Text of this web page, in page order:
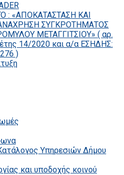
: «ΑΠΟΚΑΤΑΣΤΑΣΗ ΚΑΙ
ΣΥΓΚΡΟΤΗΜΑΤΟΣ
ΜΕΤΑΓΓΙΤΣΙΟΥ» ( αρ.
14/2020 και α/α ΕΣΗΔΗΣ:
)
Υπηρεσιών Δήμου
και υποδοχής κοινού